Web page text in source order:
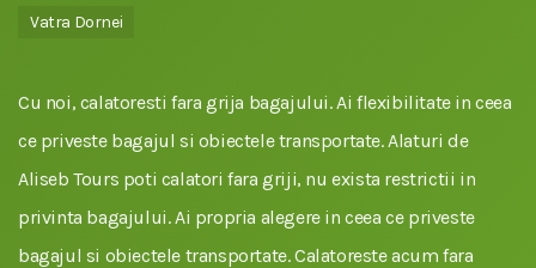
Vatra Dornei
Cu noi, calatoresti fara grija bagajului. Ai flexibilitate in ceea
ce priveste bagajul si obiectele transportate. Alaturi de
Aliseb Tours poti calatori fara griji, nu exista restrictii in
privinta bagajului. Ai propria alegere in ceea ce priveste
bagajul si obiectele transportate. Calatoreste acum fara